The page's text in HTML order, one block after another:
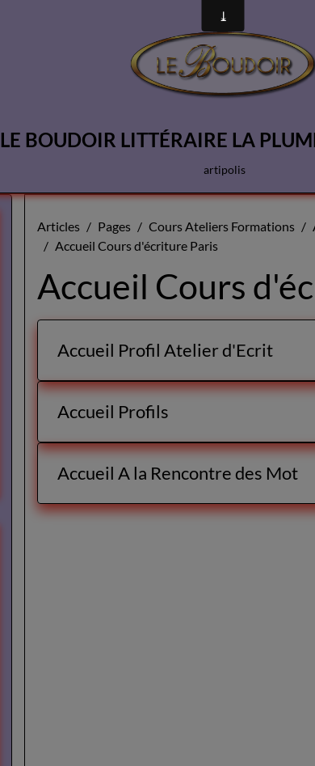
LE BOUDOIR LITTÉRAIRE LA
artipolis
Articles Pages Cours Ateliers Formations
Accueil Cours d'écriture Paris
Accueil Cours
Accueil Profil Atelier d'Ecrit
Accueil Profils
Accueil A la Rencontre des Mot